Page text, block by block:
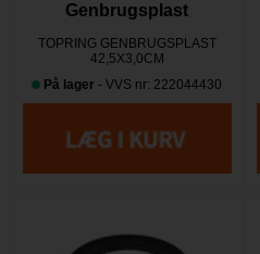
Genbrugsplast
TOPRING GENBRUGSPLAST
42,5X3,0CM
På lager - VVS nr: 222044430